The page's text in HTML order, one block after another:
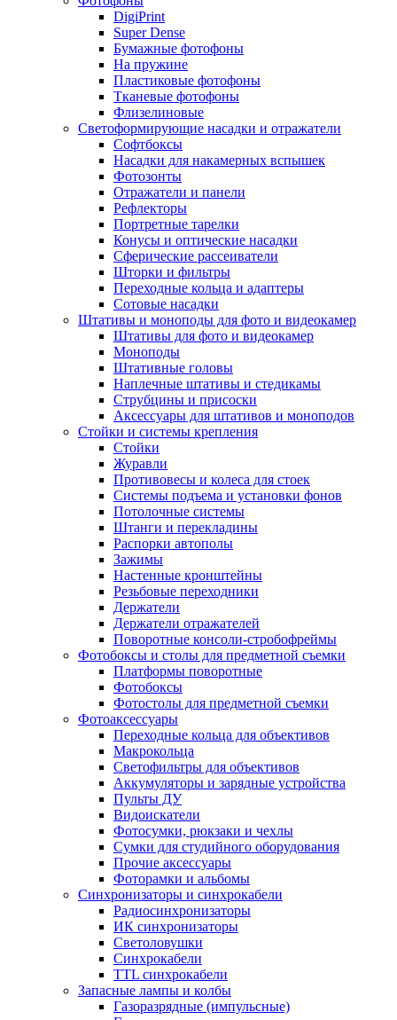
DigiPrint
Super Dense
Бумажные фотофоны
На пружине
Пластиковые фотофоны
Тканевые фотофоны
Флизелиновые
Светоформирующие насадки и отражатели
Софтбоксы
Насадки для накамерных вспышек
Фотозонты
Отражатели и панели
Рефлекторы
Портретные тарелки
Конусы и оптические насадки
Сферические рассеиватели
Шторки и фильтры
Переходные кольца и адаптеры
Сотовые насадки
Штативы и моноподы для фото и видеокамер
Штативы для фото и видеокамер
Моноподы
Штативные головы
Наплечные штативы и стедикамы
Струбцины и присоски
Аксессуары для штативов и моноподов
Стойки и системы крепления
Стойки
Журавли
Противовесы и колеса для стоек
Системы подъема и установки фонов
Потолочные системы
Штанги и перекладины
Распорки автополы
Зажимы
Настенные кронштейны
Резьбовые переходники
Держатели
Держатели отражателей
Поворотные консоли-стробофреймы
Фотобоксы и столы для предметной съемки
Платформы поворотные
Фотобоксы
Фотостолы для предметной съемки
Фотоаксессуары
Переходные кольца для объективов
Макрокольца
Светофильтры для объективов
Аккумуляторы и зарядные устройства
Пульты ДУ
Видоискатели
Фотосумки, рюкзаки и чехлы
Сумки для студийного оборудования
Прочие аксессуары
Фоторамки и альбомы
Синхронизаторы и синхрокабели
Радиосинхронизаторы
ИК синхронизаторы
Светоловушки
Синхрокабели
TTL синхрокабели
Запасные лампы и колбы
Газоразрядные (импульсные)